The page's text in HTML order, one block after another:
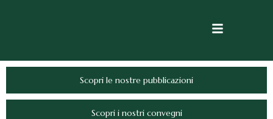
Scopri le nostre pubblicazioni
Scopri i nostri convegni